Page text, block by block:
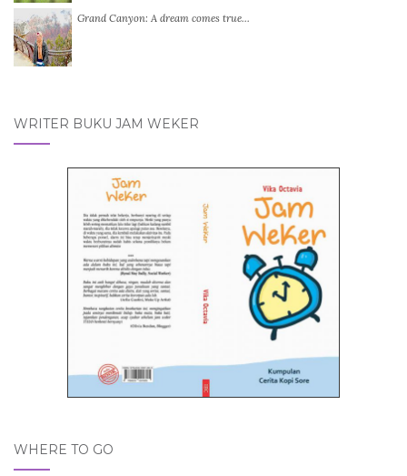
Grand Canyon: A dream comes true…
WRITER BUKU JAM WEKER
WHERE TO GO